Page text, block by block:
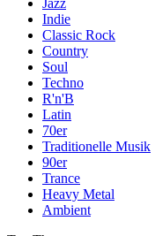
Jazz
Indie
Classic Rock
Country
Soul
Techno
R'n'B
Latin
70er
Traditionelle Musik
90er
Trance
Heavy Metal
Ambient